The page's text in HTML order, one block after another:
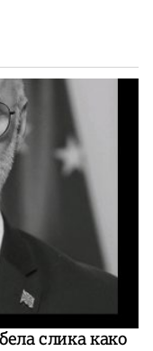
слика како